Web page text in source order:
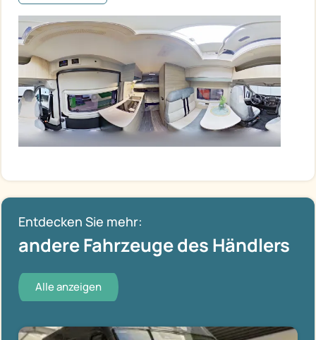
Entdecken Sie mehr:
andere Fahrzeuge des Händlers
Alle anzeigen